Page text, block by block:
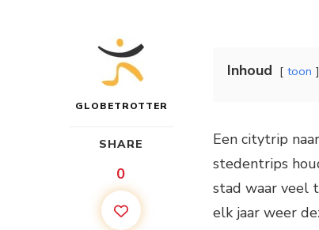
GLOBETROTTER
SHARE
0
Inhoud toon
Een citytrip
stedentrips
stad waar veel
elk jaar weer